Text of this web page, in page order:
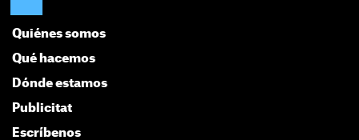
Quiénes somos
Qué hacemos
Dónde estamos
Publicitat
Escríbenos